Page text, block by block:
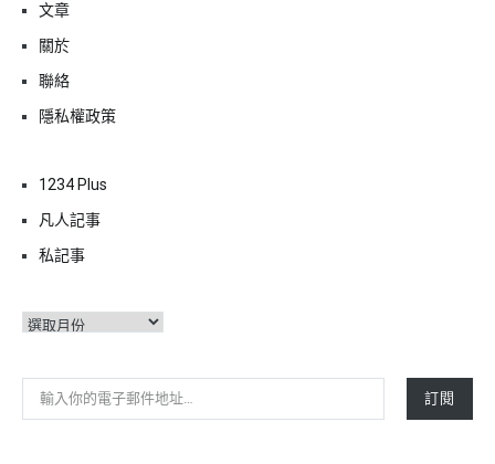
文章
關於
聯絡
隱私權政策
1234 Plus
凡人記事
私記事
彙
輸入你的電子郵件地址…
訂閱